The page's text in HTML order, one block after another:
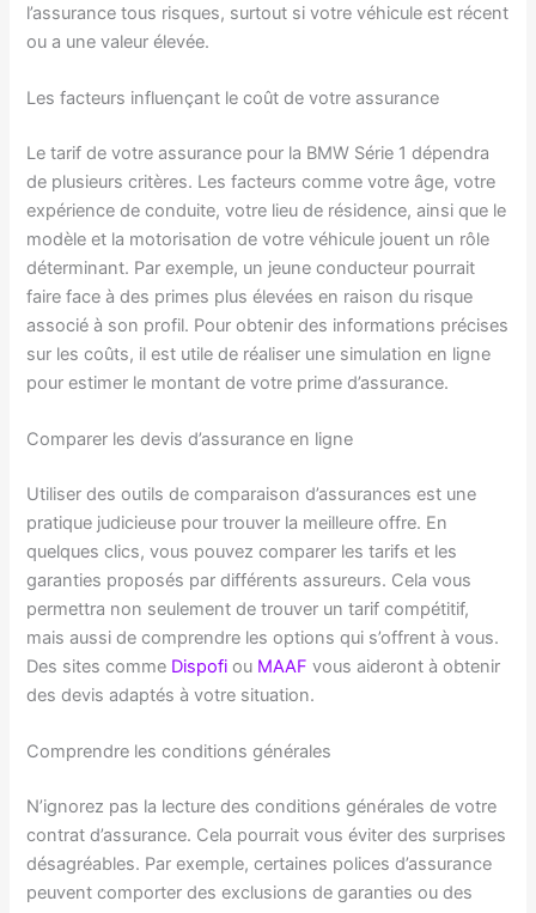
l’assurance tous risques, surtout si votre véhicule est récent
ou a une valeur élevée.
Les facteurs influençant le coût de votre assurance
Le tarif de votre assurance pour la BMW Série 1 dépendra
de plusieurs critères. Les facteurs comme votre âge, votre
expérience de conduite, votre lieu de résidence, ainsi que le
modèle et la motorisation de votre véhicule jouent un rôle
déterminant. Par exemple, un jeune conducteur pourrait
faire face à des primes plus élevées en raison du risque
associé à son profil. Pour obtenir des informations précises
sur les coûts, il est utile de réaliser une simulation en ligne
pour estimer le montant de votre prime d’assurance.
Comparer les devis d’assurance en ligne
Utiliser des outils de comparaison d’assurances est une
pratique judicieuse pour trouver la meilleure offre. En
quelques clics, vous pouvez comparer les tarifs et les
garanties proposés par différents assureurs. Cela vous
permettra non seulement de trouver un tarif compétitif,
mais aussi de comprendre les options qui s’offrent à vous.
Des sites comme Dispofi ou MAAF vous aideront à obtenir
des devis adaptés à votre situation.
Comprendre les conditions générales
N’ignorez pas la lecture des conditions générales de votre
contrat d’assurance. Cela pourrait vous éviter des surprises
désagréables. Par exemple, certaines polices d’assurance
peuvent comporter des exclusions de garanties ou des